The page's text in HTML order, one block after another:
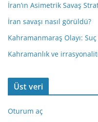
İran’ın Asimetrik Savaş
İran savaşı nasıl görüldü?
Kahramanmaraş Olayı:
Kahramanlık ve
Üst veri
Oturum aç